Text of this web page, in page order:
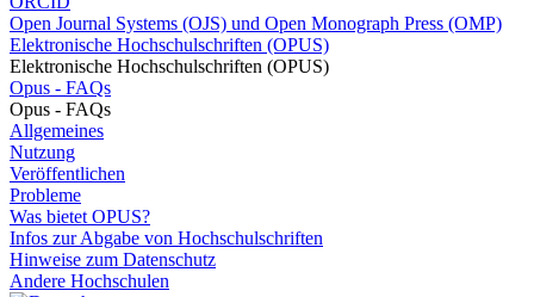
Open Journal Systems (OJS) und Open Monograph Press (OMP)
Elektronische Hochschulschriften (OPUS)
Elektronische Hochschulschriften (OPUS)
Opus - FAQs
Opus - FAQs
Allgemeines
Nutzung
Veröffentlichen
Probleme
Was bietet OPUS?
Infos zur Abgabe von Hochschulschriften
Hinweise zum Datenschutz
Andere Hochschulen